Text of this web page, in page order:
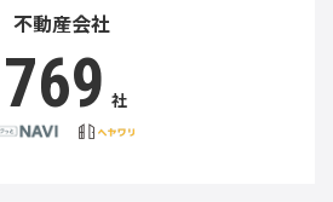
不動産会社
769 社